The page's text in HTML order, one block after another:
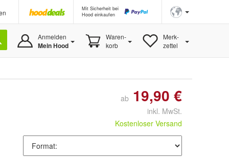
Mit Sicherheit bei
Hood einkaufen
Anmelden
Mein Hood
Waren-
korb
Merk-
zettel
ab 19,90 €
inkl. MwSt.
Kostenloser Versand